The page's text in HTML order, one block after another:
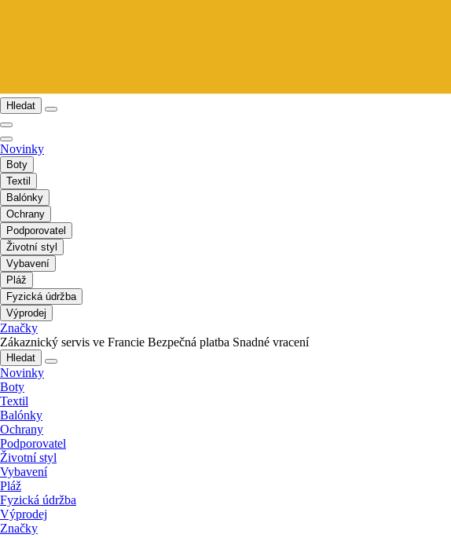
Hledat
Novinky
Boty
Textil
Balónky
Ochrany
Podporovatel
Životní styl
Vybavení
Pláž
Fyzická údržba
Výprodej
Značky
Zákaznický servis ve Francie Bezpečná platba Snadné vracení
Hledat
Novinky
Boty
Textil
Balónky
Ochrany
Podporovatel
Životní styl
Vybavení
Pláž
Fyzická údržba
Výprodej
Značky